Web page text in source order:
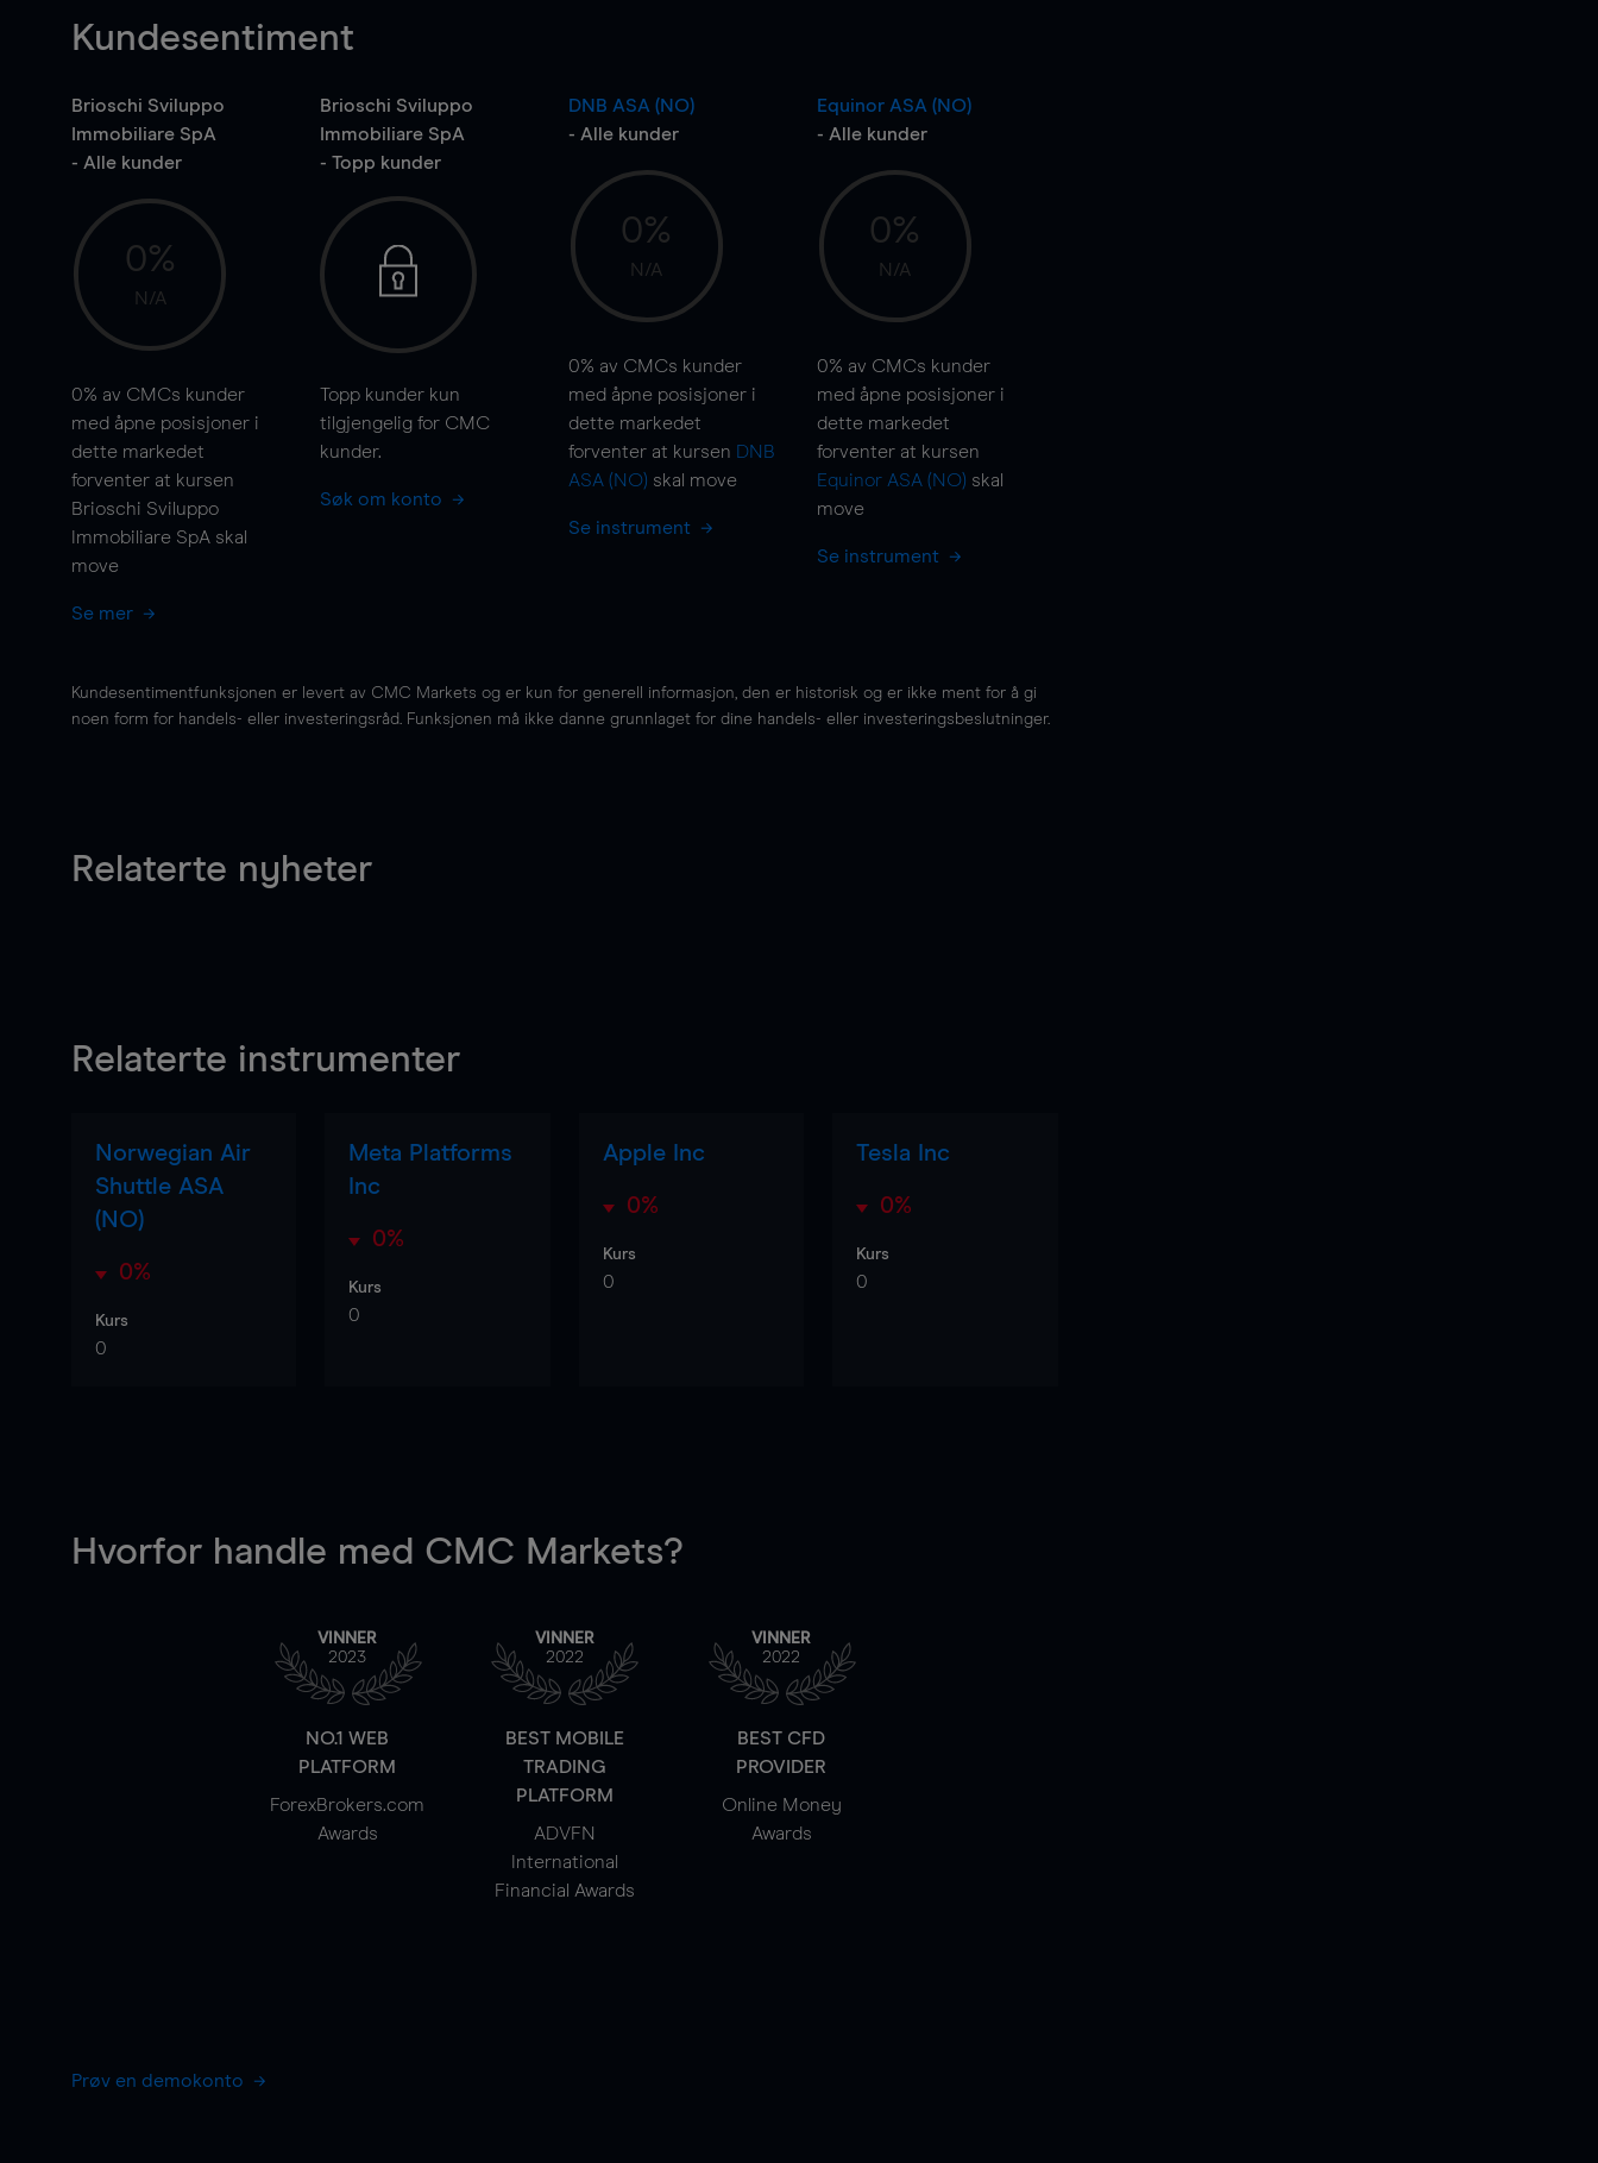
Kundesentiment
Brioschi Sviluppo
Immobiliare SpA
- Alle kunder
0%
N/A
0% av CMCs kunder
med åpne posisjoner i
dette markedet
forventer at kursen
Brioschi Sviluppo
Immobiliare SpA skal
move
Se mer
Brioschi Sviluppo
Immobiliare SpA
- Topp kunder
Topp kunder kun
tilgjengelig for CMC
kunder.
Søk om konto
DNB ASA (NO)
- Alle kunder
0%
N/A
0% av CMCs kunder
med åpne posisjoner i
dette markedet
forventer at kursen DNB
ASA (NO) skal move
Se instrument
Equinor ASA (NO)
- Alle kunder
0%
N/A
0% av CMCs kunder
med åpne posisjoner i
dette markedet
forventer at kursen
Equinor ASA (NO) skal
move
Se instrument
Kundesentimentfunksjonen er levert av CMC Markets og er kun for generell informasjon, den er historisk og er ikke ment for å gi
noen form for handels- eller investeringsråd. Funksjonen må ikke danne grunnlaget for dine handels- eller investeringsbeslutninger.
Relaterte nyheter
Relaterte instrumenter
Norwegian Air
Shuttle ASA
(NO)
0%
Kurs
0
Meta Platforms
Inc
0%
Kurs
0
Apple Inc
0%
Kurs
0
Tesla Inc
0%
Kurs
0
Hvorfor handle med CMC Markets?
VINNER
2023
NO.1 WEB
PLATFORM
ForexBrokers.com
Awards
VINNER
2022
BEST MOBILE
TRADING
PLATFORM
ADVFN
International
Financial Awards
VINNER
2022
BEST CFD
PROVIDER
Online Money
Awards
Prøv en demokonto